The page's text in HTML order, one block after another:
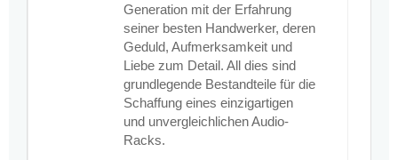
Generation mit der Erfahrung
seiner besten Handwerker, deren
Geduld, Aufmerksamkeit und
Liebe zum Detail. All dies sind
grundlegende Bestandteile für die
Schaffung eines einzigartigen
und unvergleichlichen Audio-
Racks.